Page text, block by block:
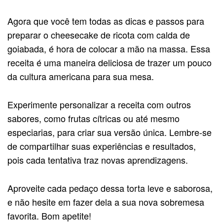
Agora que você tem todas as dicas e passos para
preparar o cheesecake de ricota com calda de
goiabada, é hora de colocar a mão na massa. Essa
receita é uma maneira deliciosa de trazer um pouco
da cultura americana para sua mesa.
Experimente personalizar a receita com outros
sabores, como frutas cítricas ou até mesmo
especiarias, para criar sua versão única. Lembre-se
de compartilhar suas experiências e resultados,
pois cada tentativa traz novas aprendizagens.
Aproveite cada pedaço dessa torta leve e saborosa,
e não hesite em fazer dela a sua nova sobremesa
favorita. Bom apetite!